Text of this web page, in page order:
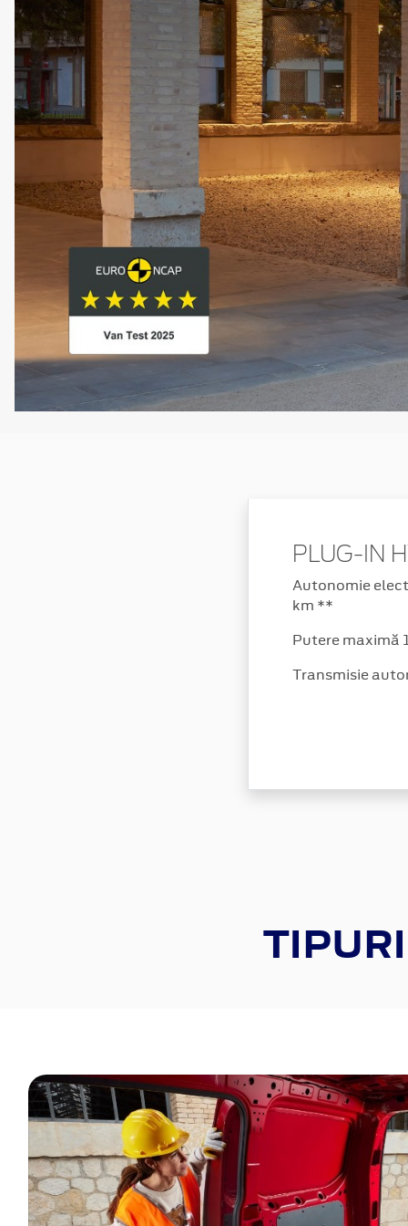
PLUG-IN
Autonomie
km **
Putere maximă
Transmisie